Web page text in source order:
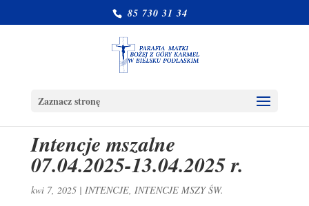
85 730 31 34
Zaznacz stronę
Intencje mszalne
07.04.2025-13.04.2025 r.
kwi 7, 2025| INTENCJE, INTENCJE MSZY ŚW.